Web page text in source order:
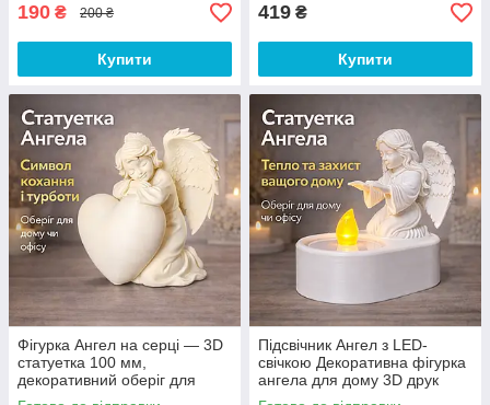
190 ₴ 200 ₴
Купити
419 ₴
Купити
Фігурка Ангел на серці — 3D
статуетка 100 мм,
декоративний оберіг для
дому
Підсвічник Ангел з LED-
свічкою Декоративна фігурка
ангела для дому 3D друк